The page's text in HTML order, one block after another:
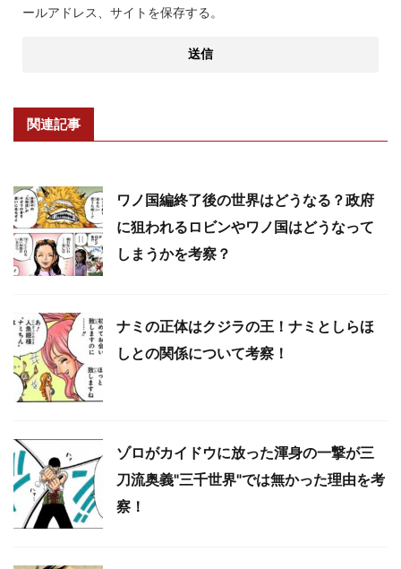
ールアドレス、サイトを保存する。
関連記事
ワノ国編終了後の世界はどうなる？政府
に狙われるロビンやワノ国はどうなって
しまうかを考察？
ナミの正体はクジラの王！ナミとしらほ
しとの関係について考察！
ゾロがカイドウに放った渾身の一撃が三
刀流奥義"三千世界"では無かった理由を考
察！